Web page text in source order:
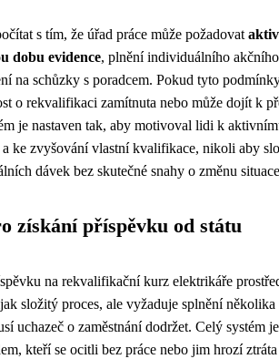
s tím, že úřad práce může požadovat
dobu evidence, plnění individuálního
na schůzky s poradcem. Pokud tyto
o rekvalifikaci zamítnuta nebo může dojít k
je nastaven tak, aby motivoval lidi k
a ke zvyšování vlastní kvalifikace, nikoli aby
dávek bez skutečné snahy o změnu
získání příspěvku od státu
na rekvalifikační kurz elektrikáře
složitý proces, ale vyžaduje splnění
uchazeč o zaměstnání dodržet. Celý systém
kteří se ocitli bez práce nebo jim hrozí ztráta